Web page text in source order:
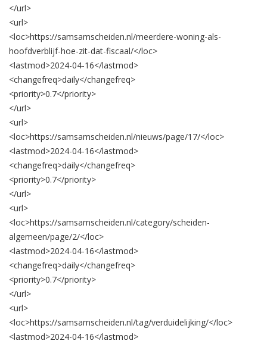
</url>
<url>
<loc>https://samsamscheiden.nl/meerdere-woning-als-
hoofdverblijf-hoe-zit-dat-fiscaal/</loc>
<lastmod>2024-04-16</lastmod>
<changefreq>daily</changefreq>
<priority>0.7</priority>
</url>
<url>
<loc>https://samsamscheiden.nl/nieuws/page/17/</loc>
<lastmod>2024-04-16</lastmod>
<changefreq>daily</changefreq>
<priority>0.7</priority>
</url>
<url>
<loc>https://samsamscheiden.nl/category/scheiden-
algemeen/page/2/</loc>
<lastmod>2024-04-16</lastmod>
<changefreq>daily</changefreq>
<priority>0.7</priority>
</url>
<url>
<loc>https://samsamscheiden.nl/tag/verduidelijking/</loc>
<lastmod>2024-04-16</lastmod>